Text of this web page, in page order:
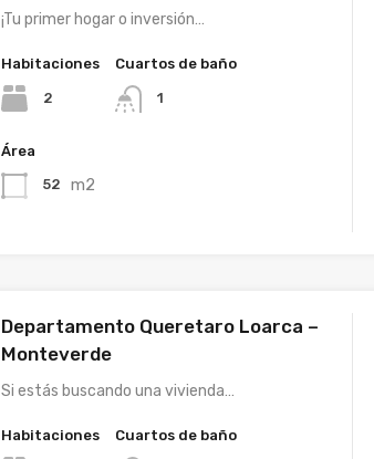
¡Tu primer hogar o inversión…
Habitaciones
2
Cuartos de baño
1
Área
52 m2
Departamento Queretaro Loarca –
Monteverde
Si estás buscando una vivienda…
Habitaciones Cuartos de baño